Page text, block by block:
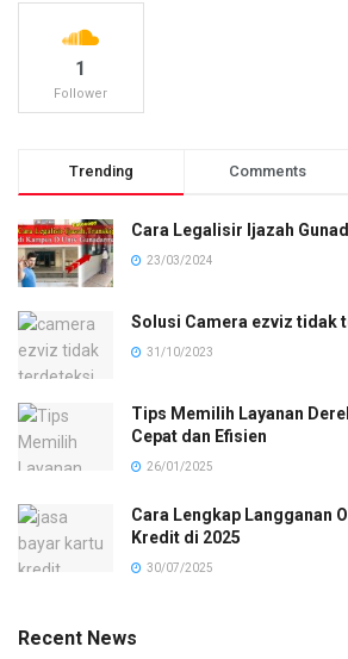
1
Follower
Trending Comments
Cara Legalisir Ijazah
23/03/2024
Solusi Camera ezviz tidak
31/10/2023
Tips Memilih Layanan
Cepat dan Efisien
26/01/2025
Cara Lengkap Langganan
Kredit di 2025
30/07/2025
Recent News